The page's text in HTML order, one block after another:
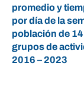
promedio y
por día de la
población de
grupos de
2016 – 2023